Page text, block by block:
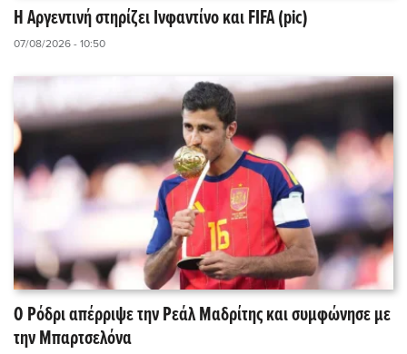
Η Αργεντινή στηρίζει Ινφαντίνο και FIFA (pic)
07/08/2026 - 10:50
Ο Ρόδρι απέρριψε την Ρεάλ Μαδρίτης και συμφώνησε με
την Μπαρτσελόνα